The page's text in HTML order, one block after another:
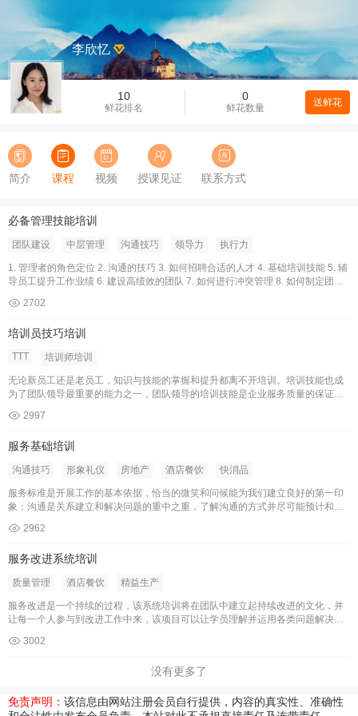
10
鲜花排名
0
鲜花数量 送鲜花
李欣忆
简介 课程 视频 授课见证 联系方式
必备管理技能培训
团队建设 中层管理 沟通技巧 领导力 执行力
1. 管理者的角色定位 2. 沟通的技巧 3. 如何招聘合适的人才 4. 基础培训技能 5. 辅
导员工提升工作业绩 6. 建设高绩效的团队 7. 如何进行冲突管理 8. 如何制定团队
2702
培训员技巧培训
TTT 培训师培训
无论新员工还是老员工，知识与技能的掌握和提升都离不开培训。培训技能也成
为了团队领导最重要的能力之一，团队领导的培训技能是企业服务质量的保证，
让其掌握实用的知识与技能培训技巧。 培训对象：团队负责人（每次培训8-12人
2997
服务基础培训
沟通技巧 形象礼仪 房地产 酒店餐饮 快消品
服务标准是开展工作的基本依据，恰当的微笑和问候能为我们建立良好的第一印
象；沟通是关系建立和解决问题的重中之重，了解沟通的方式并尽可能预计和满
但难免会有失误或者特殊情况造成客户不满与投诉，如果所有员工都能具备解决
个人形象不仅代表企业，也体现出您自身的品位和
2962
服务改进系统培训
质量管理 酒店餐饮 精益生产
服务改进是一个持续的过程，该系统培训将在团队中建立起持续改进的文化，并
让每一个人参与到改进工作中来，该项目可以让学员理解并运用各类问题解决工
队负责人优先（每次培训20人左右） 培训时长：8小时
3002
没有更多了
免责声明： 该信息由网站注册会员自行提供，内容的真实性、准确性